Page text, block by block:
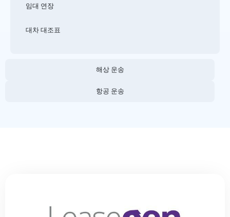
임대 연장
대차 대조표
해상 운송
항공 운송